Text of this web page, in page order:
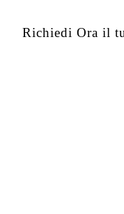
Richiedi Ora il